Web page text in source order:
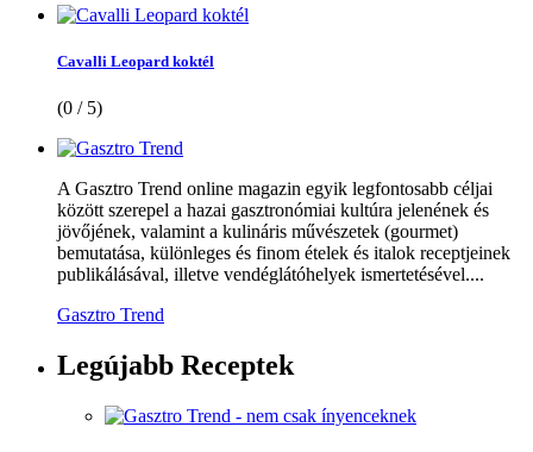
Cavalli Leopard koktél
(0 / 5)
A Gasztro Trend online magazin egyik legfontosabb céljai
között szerepel a hazai gasztronómiai kultúra jelenének és
jövőjének, valamint a kulináris művészetek (gourmet)
bemutatása, különleges és finom ételek és italok receptjeinek
publikálásával, illetve vendéglátóhelyek ismertetésével....
Gasztro Trend
Legújabb Receptek